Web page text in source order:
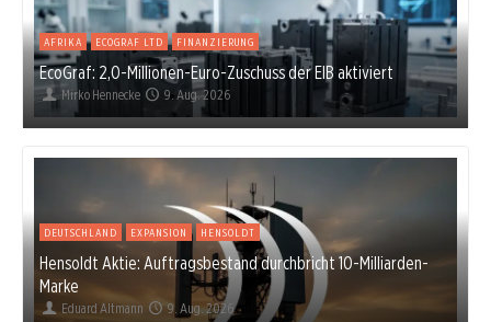
AFRIKA ECOGRAF LTD FINANZIERUNG
EcoGraf: 2,0-Millionen-Euro-Zuschuss der EIB aktiviert
Mirko Hennecke 9. Aug. 2026
DEUTSCHLAND EXPANSION HENSOLDT
Hensoldt Aktie: Auftragsbestand durchbricht 10-Milliarden-
Marke
Eduard Altmann 9. Aug. 2026